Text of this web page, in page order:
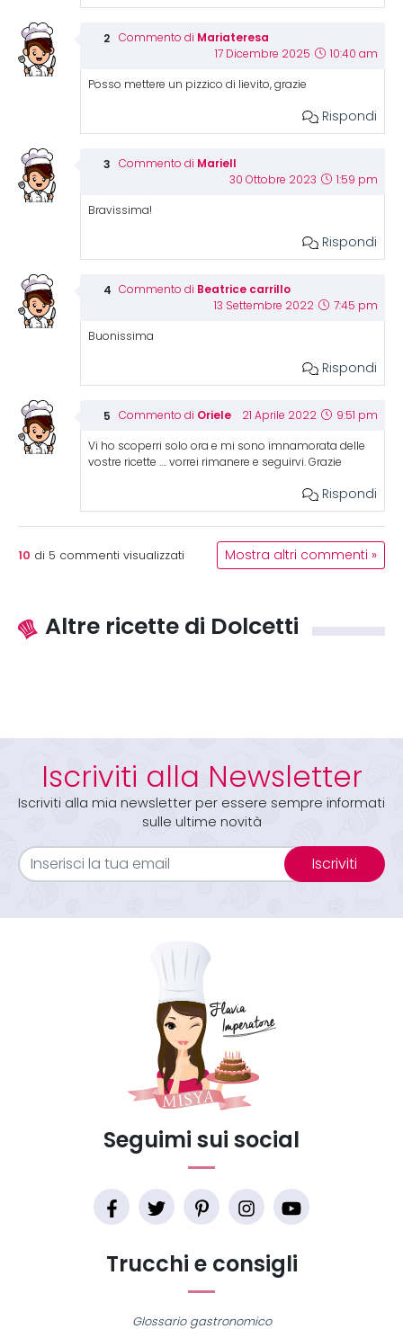
Commento di Mariateresa
17 Dicembre 2025 10:40 am
Posso mettere un pizzico di lievito, grazie
Rispondi
Commento di Mariell
30 Ottobre 2023 1:59 pm
Bravissima!
Rispondi
Commento di Beatrice carrillo
13 Settembre 2022 7:45 pm
Buonissima
Rispondi
Commento di Oriele 21 Aprile 2022 9:51 pm
Vi ho scoperri solo ora e mi sono imnamorata delle
vostre ricette …. vorrei rimanere e seguirvi. Grazie
Rispondi
10 di 5 commenti visualizzati Mostra altri commenti »
Altre ricette di Dolcetti
Iscriviti alla Newsletter
Iscriviti alla mia newsletter per essere sempre informati
sulle ultime novità
Iscriviti
Trucchi e consigli
Glossario gastronomico
Seguimi sui social